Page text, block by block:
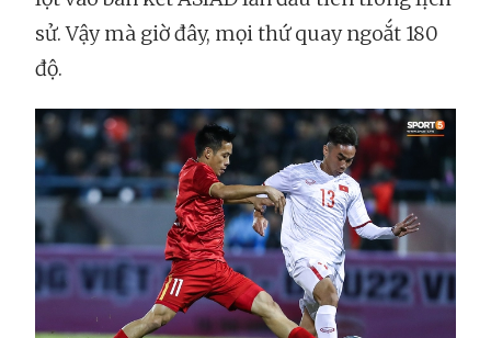
sử. Vậy mà giờ đây, mọi thứ quay ngoắt 180
độ.